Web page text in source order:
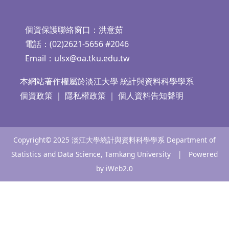
個資保護聯絡窗口：洪意茹
電話：(02)2621-5656 #2046
Email： ulsx@oa.tku.edu.tw
本網站著作權屬於淡江大學 統計與資料科學學系
個資政策｜ 隱私權政策｜ 個人資料告知聲明
Copyright© 2025 淡江大學統計與資料科學學系 Department of
Statistics and Data Science, Tamkang University | Powered
by iWeb2.0